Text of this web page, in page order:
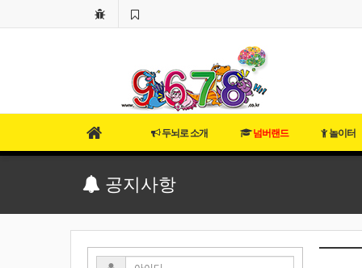
두뇌로 소개 넘버랜드 놀이터
공지사항